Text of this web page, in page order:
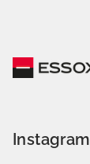
Instagram